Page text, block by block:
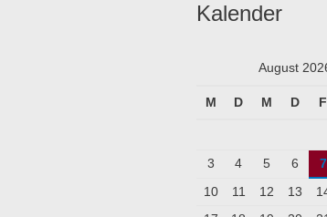
Kalender
August
M D M D F
3
4 5 6 7
10
11 12 13